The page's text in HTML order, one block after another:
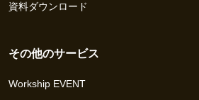
資料ダウンロード
その他のサービス
Workship EVENT